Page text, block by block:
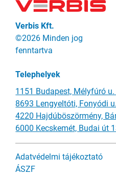
Verbis Kft.
©2026 Minden jog
fenntartva
Telephelyek
1151 Budapest, Mélyfúró
8693 Lengyeltóti, Fonyódi
4220 Hajdúböszörmény,
6000 Kecskemét, Budai út
Adatvédelmi tájékoztató
ÁSZF